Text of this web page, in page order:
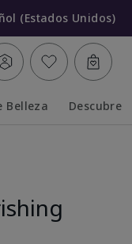
(Estados Unidos)
Belleza Descubre